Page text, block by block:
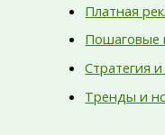
Платная
Пошаговые
Стратегия
Тренды и